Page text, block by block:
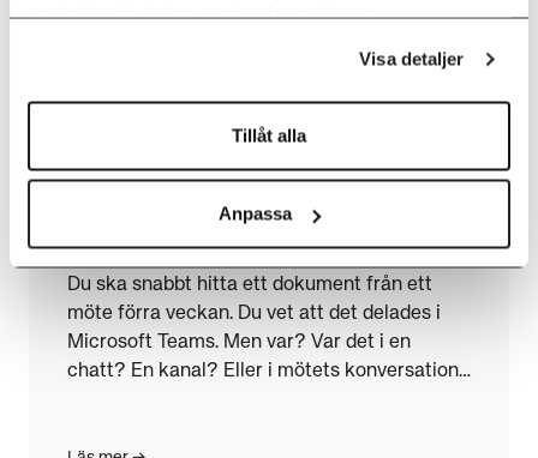
samlat in när du har använt deras tjänster.
Visa detaljer
Tillåt alla
Anpassa
Så använder du Microsoft Teams
smartare – 6 funktioner som gör
arbetsdagen enklare
12 MARS 2026
Du ska snabbt hitta ett dokument från ett
möte förra veckan. Du vet att det delades i
Microsoft Teams. Men var? Var det i en
chatt? En kanal? Eller i mötets konversation?